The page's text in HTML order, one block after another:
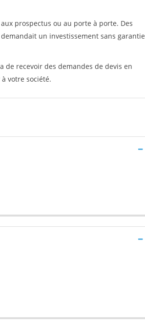
prospectus ou au porte à porte. Des
un investissement sans garantie
de recevoir des demandes de devis en
votre société.